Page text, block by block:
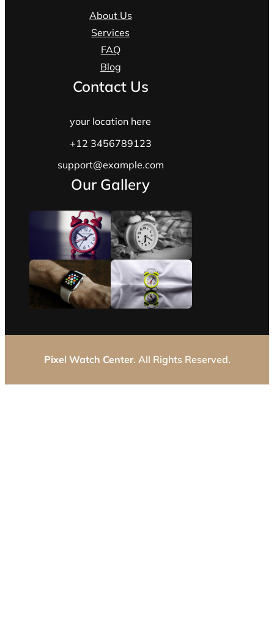
About Us
Services
FAQ
Blog
Contact Us
your location here
+12 3456789123
support@example.com
Our Gallery
Pixel Watch Center. All Rights Reserved.